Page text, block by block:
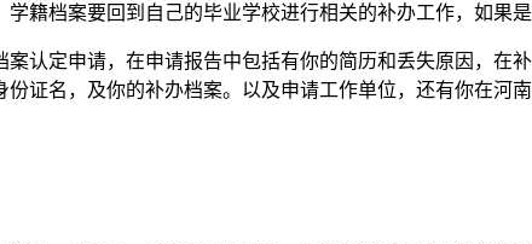
籍档案要回到自己的毕业学校进行相关的补办工作，如果
认定申请，在申请报告中包括有你的简历和丢失原因，在
证名，及你的补办档案。以及申请工作单位，还有你在河